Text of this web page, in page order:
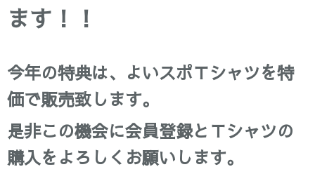
ます！！
今年の特典は、よいスポＴシャツを特
価で販売致します。
是非この機会に会員登録とＴシャツの
購入をよろしくお願いします。